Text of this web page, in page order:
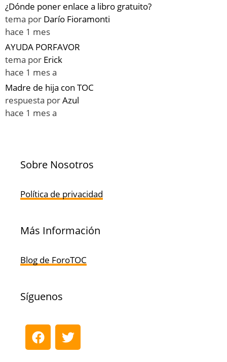
¿Dónde poner enlace a libro gratuito?
tema por Darío Fioramonti
hace 1 mes
AYUDA PORFAVOR
tema por Erick
hace 1 mes a
Madre de hija con TOC
respuesta porAzul
hace 1 mes a
Sobre Nosotros
Política de privacidad
Más Información
Blog de ForoTOC
Síguenos